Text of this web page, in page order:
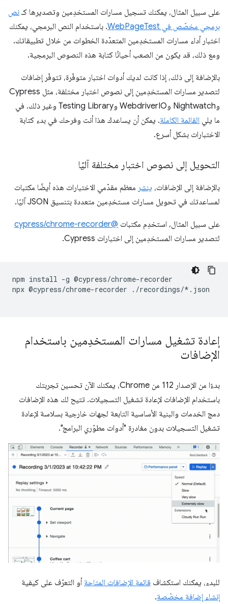
على سبيل المثال، يمكنك تسجيل مسارات المستخدِمين وتصديرها كـ نص
برمجي مخصّص في WebPageTest
. باستخدام النص البرمجي، يمكنك
اختبار أداء مسارات المستخدِمين المتعدّدة الخطوات من خلال تطبيقاتك.
ومع ذلك، قد يكون من الصعب أحيانًا كتابة هذه النصوص البرمجية.
بالإضافة إلى ذلك، إذا كانت لديك أدوات اختبار متوفّرة، تتوفّر إضافات
لتصدير مسارات المستخدِمين إلى نصوص اختبار مختلفة، مثل Cypress
وNightwatch وWebdriverIO وTesting Library وغير ذلك. في
ما يلي القائمة الكاملة. يمكن أن يساعدك هذا أنت وفرحك في بدء كتابة
الاختبارات بشكل أسرع.
التحويل إلى نصوص اختبار مختلفة آليًا
بالإضافة إلى الإضافات، ينشر معظم مقدّمي الاختبارات هذه أيضًا مكتبات
لمساعدتك في تحويل مسارات مستخدِمين متعددة بتنسيق JSON آليًا.
على سبيل المثال، استخدِم مكتبات @cypress/chrome-recorder
لتصدير مسارات المستخدِمين إلى اختبارات Cypress.
npm install -g @cypress/chrome-recorder
npx @cypress/chrome-recorder ./recordings/*.json
إعادة تشغيل مسارات المستخدِمين باستخدام
الإضافات
بدءًا من الإصدار 112 من Chrome، يمكنك الآن تحسين تجربتك
باستخدام الإضافات لإعادة تشغيل التسجيلات. تتيح لك هذه الإضافات
دمج الخدمات والبنية الأساسية التابعة لجهات خارجية بسلاسة لإعادة
تشغيل التسجيلات بدون مغادرة "أدوات مطوّري البرامج".
للبدء، يمكنك استكشاف قائمة الإضافات المتاحة أو التعرّف على كيفية
إنشاء إضافة مخصّصة.